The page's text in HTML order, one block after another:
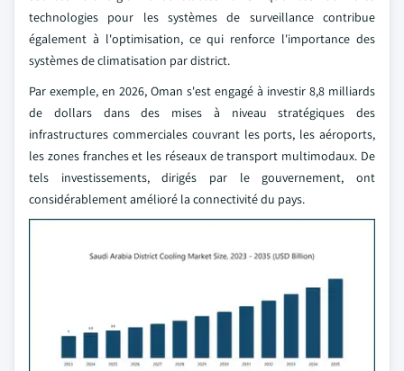
technologies pour les systèmes de surveillance contribue
également à l'optimisation, ce qui renforce l'importance des
systèmes de climatisation par district.
Par exemple, en 2026, Oman s'est engagé à investir 8,8 milliards
de dollars dans des mises à niveau stratégiques des
infrastructures commerciales couvrant les ports, les aéroports,
les zones franches et les réseaux de transport multimodaux. De
tels investissements, dirigés par le gouvernement, ont
considérablement amélioré la connectivité du pays.